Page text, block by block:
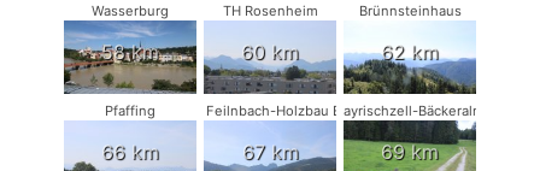
Wasserburg
58 km
TH Rosenheim
60 km
Brünnsteinhaus
62 km
Pfaffing
66 km
Bad Feilnbach-Holzbau Eder
67 km
Bayrischzell-Bäckeralm
69 km